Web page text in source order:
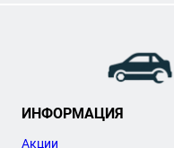
ИНФОРМАЦИЯ
Акции